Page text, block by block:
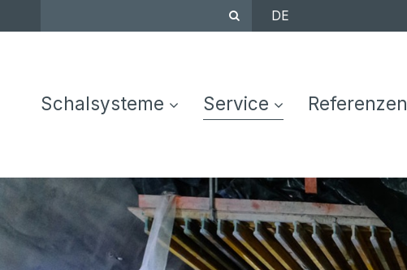
DE
Schalsysteme Service Referenzen